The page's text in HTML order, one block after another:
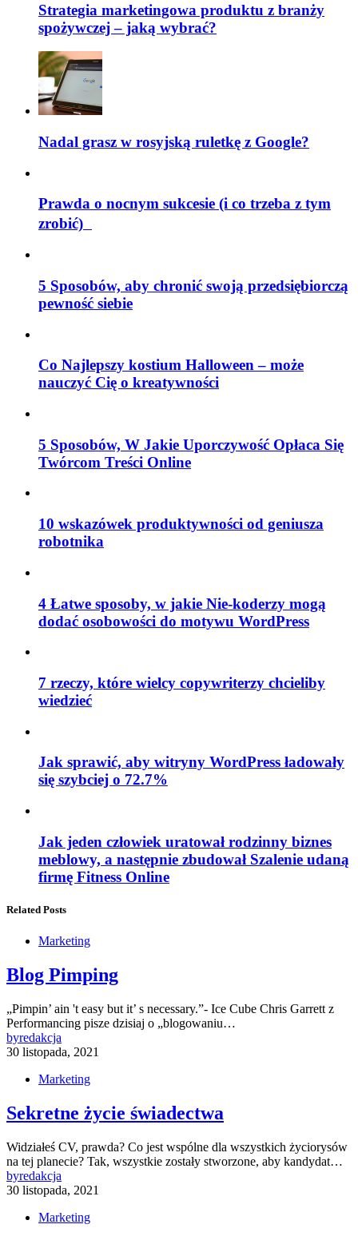
Strategia marketingowa produktu z branży
spożywczej – jaką wybrać?
Nadal grasz w rosyjską ruletkę z Google?
Prawda o nocnym sukcesie (i co trzeba z tym
zrobić)
5 Sposobów, aby chronić swoją przedsiębiorczą
pewność siebie
Co Najlepszy kostium Halloween – może
nauczyć Cię o kreatywności
5 Sposobów, W Jakie Uporczywość Opłaca Się
Twórcom Treści Online
10 wskazówek produktywności od geniusza
robotnika
4 Łatwe sposoby, w jakie Nie-koderzy mogą
dodać osobowości do motywu WordPress
7 rzeczy, które wielcy copywriterzy chcieliby
wiedzieć
Jak sprawić, aby witryny WordPress ładowały
się szybciej o 72.7%
Jak jeden człowiek uratował rodzinny biznes
meblowy, a następnie zbudował Szalenie udaną
firmę Fitness Online
Related Posts
Marketing
Blog Pimping
„Pimpin’ ain 't easy but it’ s necessary.”- Ice Cube Chris Garrett z
Performancing pisze dzisiaj o „blogowaniu…
byredakcja
30 listopada, 2021
Marketing
Sekretne życie świadectwa
Widziałeś CV, prawda? Co jest wspólne dla wszystkich życiorysów
na tej planecie? Tak, wszystkie zostały stworzone, aby kandydat…
byredakcja
30 listopada, 2021
Marketing